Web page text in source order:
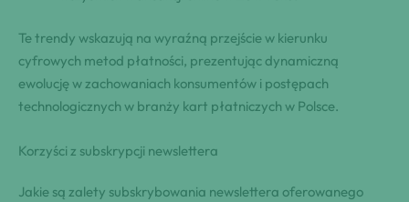
Te trendy wskazują na wyraźną przejście w kierunku
cyfrowych metod płatności, prezentując dynamiczną
ewolucję w zachowaniach konsumentów i postępach
technologicznych w branży kart płatniczych w Polsce.
Korzyści z subskrypcji newslettera
Jakie są zalety subskrybowania newslettera oferowanego